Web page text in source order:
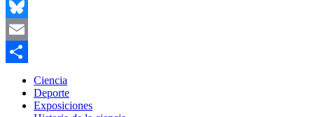
Twitter
Bluesky
Email
Compartir
Ciencia
Deporte
Exposiciones